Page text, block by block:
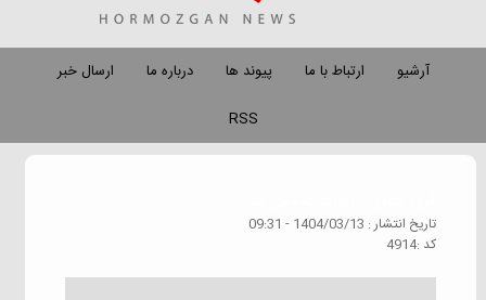
آرشیو ارتباط با ما پیوند ها درباره ما
ارسال خبر
RSS
تاريخ انتشار : 1404/03/13 - 09:31
كد :4914